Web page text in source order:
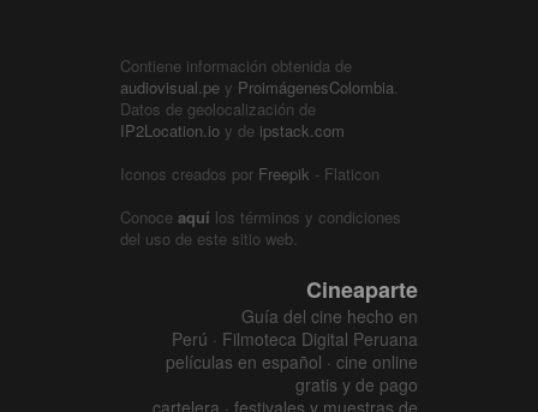
Contiene información obtenida de
audiovisual.pe y ProimágenesColombia.
Datos de geolocalización de
IP2Location.io y de ipstack.com
Iconos creados por Freepik - Flaticon
Conoce aquí los términos y condiciones
del uso de este sitio web.
Cineaparte
Guía del cine hecho en
Perú · Filmoteca Digital Peruana
películas en español · cine online
gratis y de pago